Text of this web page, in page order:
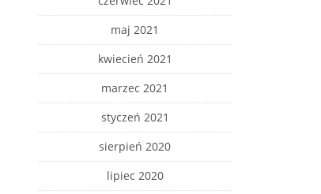
maj 2021
kwiecień 2021
marzec 2021
styczeń 2021
sierpień 2020
lipiec 2020